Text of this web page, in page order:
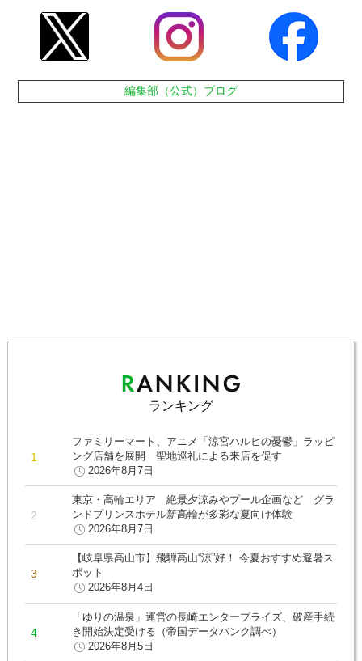
編集部（公式）ブログ
ランキング
ファミリーマート、アニメ「涼宮ハルヒの憂鬱」ラッピ
ング店舗を展開 聖地巡礼による来店を促す
2026年8月7日
東京・高輪エリア 絶景夕涼みやプール企画など グラ
ンドプリンスホテル新高輪が多彩な夏向け体験
2026年8月7日
【岐阜県高山市】飛騨高山“涼”好！ 今夏おすすめ避暑ス
ポット
2026年8月4日
「ゆりの温泉」運営の長崎エンタープライズ、破産手続
き開始決定受ける（帝国データバンク調べ）
2026年8月5日